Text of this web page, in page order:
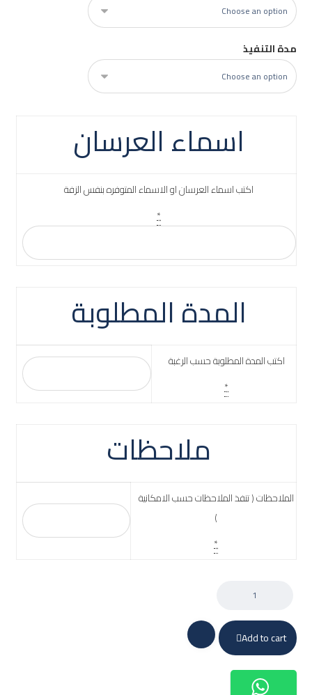
مدة التنفيذ
اسماء العرسان
اكتب اسماء العرسان او الاسماء المتوفره بنفس الزفة
*
المدة المطلوبة
اكتب المدة المطلوبة حسب الرغبة
*
ملاحظات
الملاحظات ( تنفذ الملاحظات حسب الامكانية
)
*
Add to cart